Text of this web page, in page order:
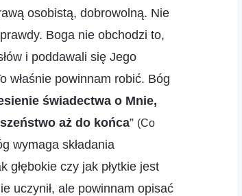
osobistą, dobrowolną. Nie
Boga nie obchodzi to,
i poddawali się Jego
właśnie powinnam robić. Bóg
świadectwa o Mnie,
aż do końca” (Co
wymaga składania
czy jak płytkie jest
uczynił, ale powinnam opisać